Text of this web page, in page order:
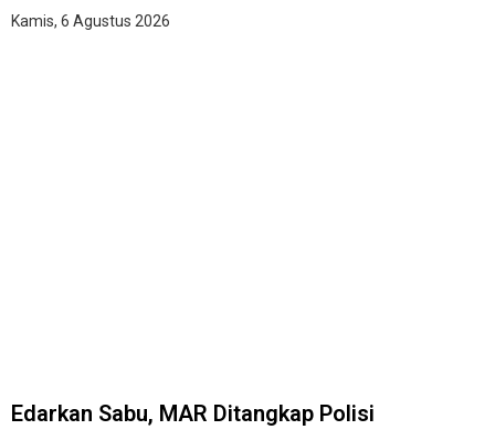
Kamis, 6 Agustus 2026
Edarkan Sabu, MAR Ditangkap Polisi